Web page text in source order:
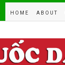
HOME ABOUT